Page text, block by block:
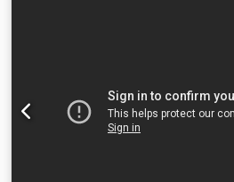
Bedrijfstijden: 2.653 uur Chsdpozp
2016 Gewicht: 1.261 t
ca.: 2.836 t Uitrusting: Grammer